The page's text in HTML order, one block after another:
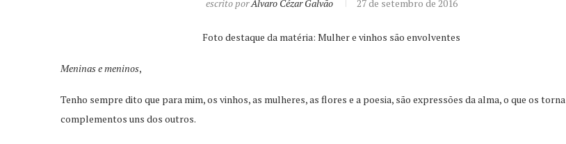
escrito porÁlvaro Cézar Galvão 27 de setembro de 2016
Foto destaque da matéria: Mulher e vinhos são envolventes
Meninas e meninos,
Tenho sempre dito que para mim, os vinhos, as mulheres, as flores e a poesia, são expressões da alma, o que os torna
complementos uns dos outros.